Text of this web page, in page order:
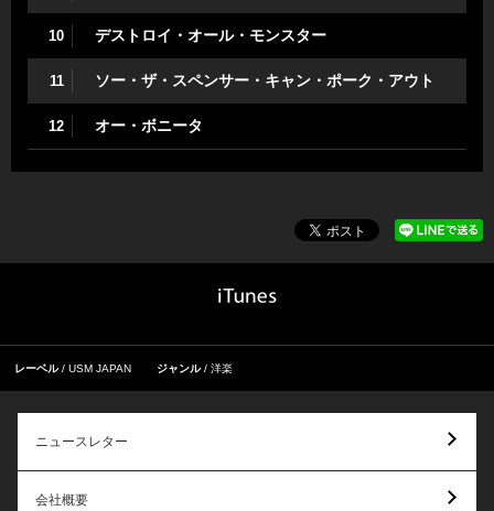
10 デストロイ・オール・モンスター
11 ソー・ザ・スペンサー・キャン・ポーク・アウト
12 オー・ボニータ
レーベル USM JAPAN ジャンル 洋楽
ニュースレター
会社概要